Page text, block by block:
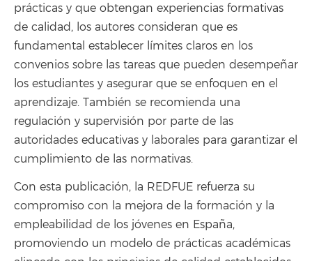
prácticas y que obtengan experiencias formativas
de calidad, los autores consideran que es
fundamental establecer límites claros en los
convenios sobre las tareas que pueden desempeñar
los estudiantes y asegurar que se enfoquen en el
aprendizaje. También se recomienda una
regulación y supervisión por parte de las
autoridades educativas y laborales para garantizar el
cumplimiento de las normativas.
Con esta publicación, la REDFUE refuerza su
compromiso con la mejora de la formación y la
empleabilidad de los jóvenes en España,
promoviendo un modelo de prácticas académicas